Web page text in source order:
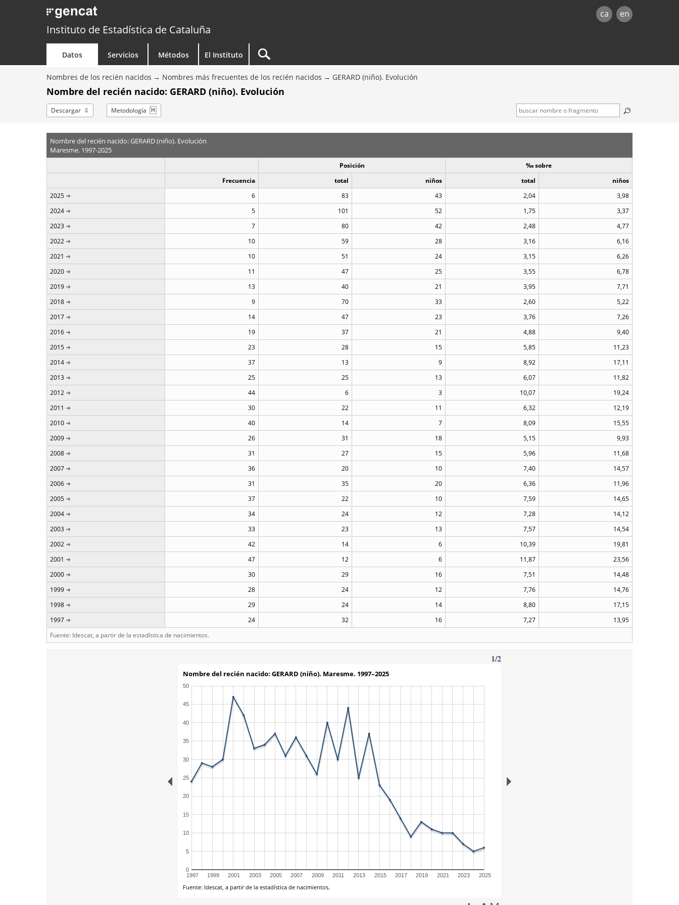
ca en
Instituto de Estadística de Cataluña
Datos Servicios Métodos El Instituto
Nombres de los recién nacidos Nombres más frecuentes de los recién nacidos GERARD (niño). Evolución
Nombre del recién nacido: GERARD (niño). Evolución
Descargar Metodología
Nombre del recién nacido: GERARD (niño). Evolución
Maresme. 1997-2025
Posición
‰ sobre
Frecuencia
total niños total
niños
2025
6 83 43 2,04
3,98
2024
5 101 52 1,75
3,37
2023
7 80 42 2,48
4,77
2022
10 59 28 3,16
6,16
2021
10 51 24 3,15
6,26
2020
11 47 25 3,55
6,78
2019
13 40 21 3,95
7,71
2018
9 70 33 2,60
5,22
2017
14 47 23 3,76
7,26
2016
19 37 21 4,88
9,40
2015
23 28 15 5,85
11,23
2014
37 13 9 8,92
17,11
2013
25 25 13 6,07
11,82
2012
44 6 3 10,07
19,24
2011
30 22 11 6,32
12,19
2010
40 14 7 8,09
15,55
2009
26 31 18 5,15
9,93
2008
31 27 15 5,96
11,68
2007
36 20 10 7,40
14,57
2006
31 35 20 6,36
11,96
2005
37 22 10 7,59
14,65
2004
34 24 12 7,28
14,12
2003
33 23 13 7,57
14,54
2002
42 14 6 10,39
19,81
2001
47 12 6 11,87
23,56
2000
30 29 16 7,51
14,48
1999
28 24 12 7,76
14,76
1998
29 24 14 8,80
17,15
1997
24 32 16 7,27
13,95
Fuente: Idescat, a partir de la estadística de nacimientos.